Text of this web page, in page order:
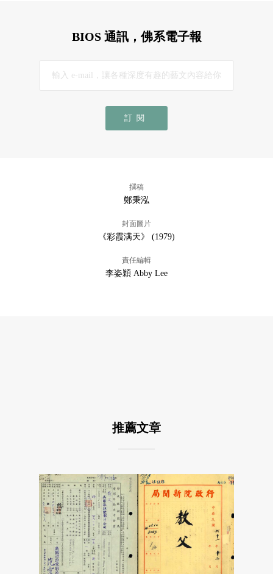
BIOS 通訊，佛系電子報
訂閱
撰稿
鄭秉泓
封面圖片
《彩霞满天》 (1979)
責任編輯
李姿穎 Abby Lee
推薦文章